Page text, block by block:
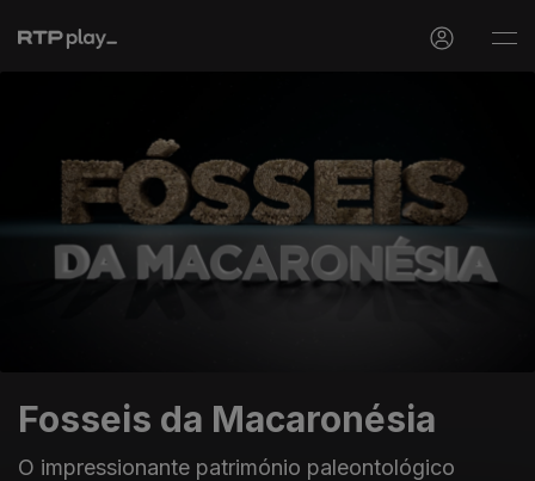
Fosseis da Macaronésia
O impressionante património paleontológico